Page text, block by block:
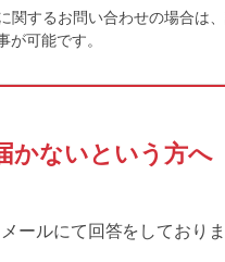
関するお問い合わせの場合は
が可能です。
かないという方へ
ールにて回答をしておりま